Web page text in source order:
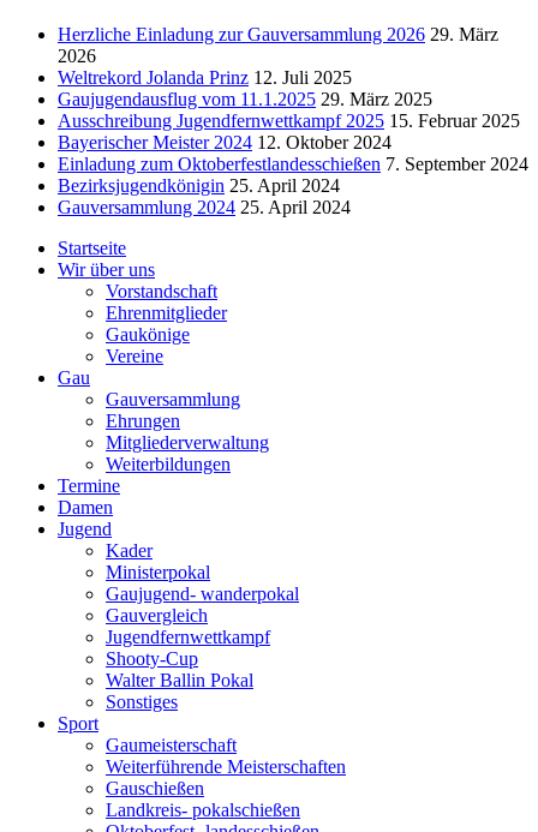
Herzliche Einladung zur Gauversammlung 2026 29. März
2026
Weltrekord Jolanda Prinz 12. Juli 2025
Gaujugendausflug vom 11.1.2025 29. März 2025
Ausschreibung Jugendfernwettkampf 2025 15. Februar 2025
Bayerischer Meister 2024 12. Oktober 2024
Einladung zum Oktoberfestlandesschießen 7. September 2024
Bezirksjugendkönigin 25. April 2024
Gauversammlung 2024 25. April 2024
Startseite
Wir über uns
Vorstandschaft
Ehrenmitglieder
Gaukönige
Vereine
Gau
Gauversammlung
Ehrungen
Mitgliederverwaltung
Weiterbildungen
Termine
Damen
Jugend
Kader
Ministerpokal
Gaujugend- wanderpokal
Gauvergleich
Jugendfernwettkampf
Shooty-Cup
Walter Ballin Pokal
Sonstiges
Sport
Gaumeisterschaft
Weiterführende Meisterschaften
Gauschießen
Landkreis- pokalschießen